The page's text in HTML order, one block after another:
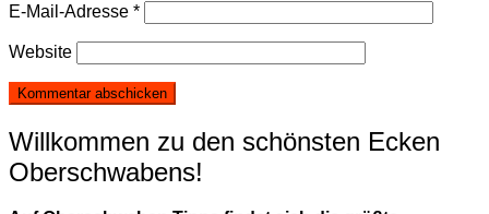
E-Mail-Adresse *
Website
Willkommen zu den schönsten Ecken
Oberschwabens!